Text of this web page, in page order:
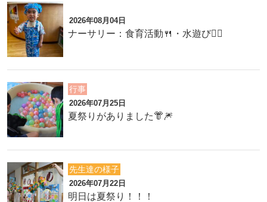
2026年08月04日
ナーサリー：食育活動🍴・水遊び🏊‍♂️
行事
2026年07月25日
夏祭りがありました👘🎆
先生達の様子
2026年07月22日
明日は夏祭り！！！